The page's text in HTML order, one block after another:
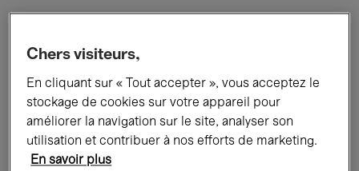
Tous les événements Concerts
Expositions Films Performances
Rencontres & Débats
Chers visiteurs,
En cliquant sur « Tout accepter », vous acceptez le
stockage de cookies sur votre appareil pour
améliorer la navigation sur le site, analyser son
utilisation et contribuer à nos efforts de marketing.
En savoir plus